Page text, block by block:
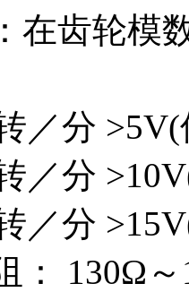
在齿轮模
分 >5V(
： 130Ω